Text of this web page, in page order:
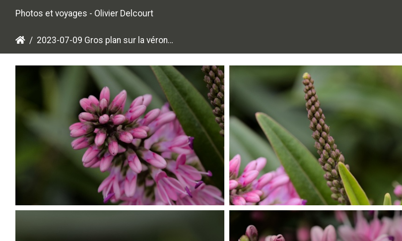
Photos et voyages - Olivier Delcourt
2023-07-09 Gros plan sur la véronique
P7099809